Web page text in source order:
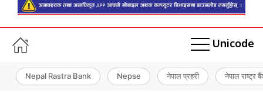
Unicode
Nepal Rastra Bank Nepse नेपाल प्रहरी नेपाल राष्ट्र